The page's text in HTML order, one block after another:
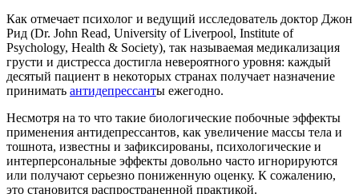
Как отмечает психолог и ведущий исследователь доктор Джон
Рид (Dr. John Read, University of Liverpool, Institute of
Psychology, Health & Society), так называемая медикализация
грусти и дистресса достигла невероятного уровня: каждый
десятый пациент в некоторых странах получает назначение
принимать антидепрессанты ежегодно.
Несмотря на то что такие биологические побочные эффекты
применения антидепрессантов, как увеличение массы тела и
тошнота, известны и зафиксированы, психологические и
интерперсональные эффекты довольно часто игнорируются
или получают серьезно пониженную оценку. К сожалению,
это становится распространенной практикой.